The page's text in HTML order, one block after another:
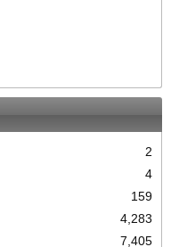
2
4
159
4,283
7,405